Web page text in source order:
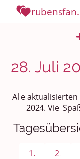
Rundum Leben
Smalltalk
Persönliches
Treffen und
28. Juli
Alle aktualisierten
2024. Viel
1. 2.